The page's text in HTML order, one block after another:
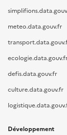
meteo.data.gouv.fr
defis.data.gouv.fr
culture.data.gouv.fr
Développement